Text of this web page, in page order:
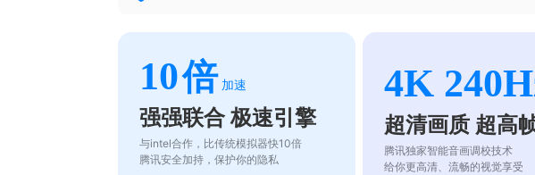
10倍 加速
强强联合 极速引擎
与intel合作，比传统模拟器快10倍
腾讯安全加持，保护你的隐私
4K
超清画质 超高
腾讯独家智能音画调校技术
给你更高清、流畅的视觉享受